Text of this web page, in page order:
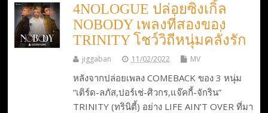
4NOLOGUE ปล่อยซิงเกิ้ล
NOBODY เพลงที่สองของ
TRINITY โชว์วิถีหนุ่มคลั่งรัก
jiggaban 11/02/2022 MV
หลังจากปล่อยเพลง COMEBACK ของ 3 หนุ่ม
“เติร์ด-ลภัส,ปอร์เช่-ศิวกร,แจ๊คกี้-จักริน”
TRINITY (ทรินิตี้) อย่าง LIFE AIN’T OVER ที่มา